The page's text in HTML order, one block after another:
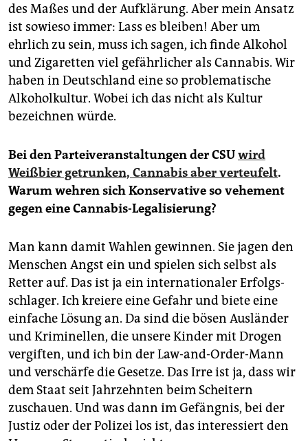
des Maßes und der Aufklärung. Aber mein Ansatz
ist sowieso immer: Lass es bleiben! Aber um
ehrlich zu sein, muss ich sagen, ich finde Alkohol
und Zigaretten viel gefährlicher als Cannabis. Wir
haben in Deutschland eine so problematische
Alkoholkultur. Wobei ich das nicht als Kultur
bezeichnen würde.
Bei den Parteiveranstaltungen der CSUwird
Weißbier getrunken, Cannabis aber verteufelt.
Warum wehren sich Konservative so vehement
gegen eine Cannabis-Legalisierung?
Man kann damit Wahlen gewinnen. Sie jagen den
Menschen Angst ein und spielen sich selbst als
Retter auf. Das ist ja ein internationaler Erfolgs­
schlager. Ich kreiere eine Gefahr und biete eine
einfache Lösung an. Da sind die bösen Ausländer
und Kriminellen, die unsere Kinder mit Drogen
vergiften, und ich bin der Law-and-Order-Mann
und verschärfe die Gesetze. Das Irre ist ja, dass wir
dem Staat seit Jahrzehnten beim Scheitern
zuschauen. Und was dann im Gefängnis, bei der
Justiz oder der Polizei los ist, das interessiert den